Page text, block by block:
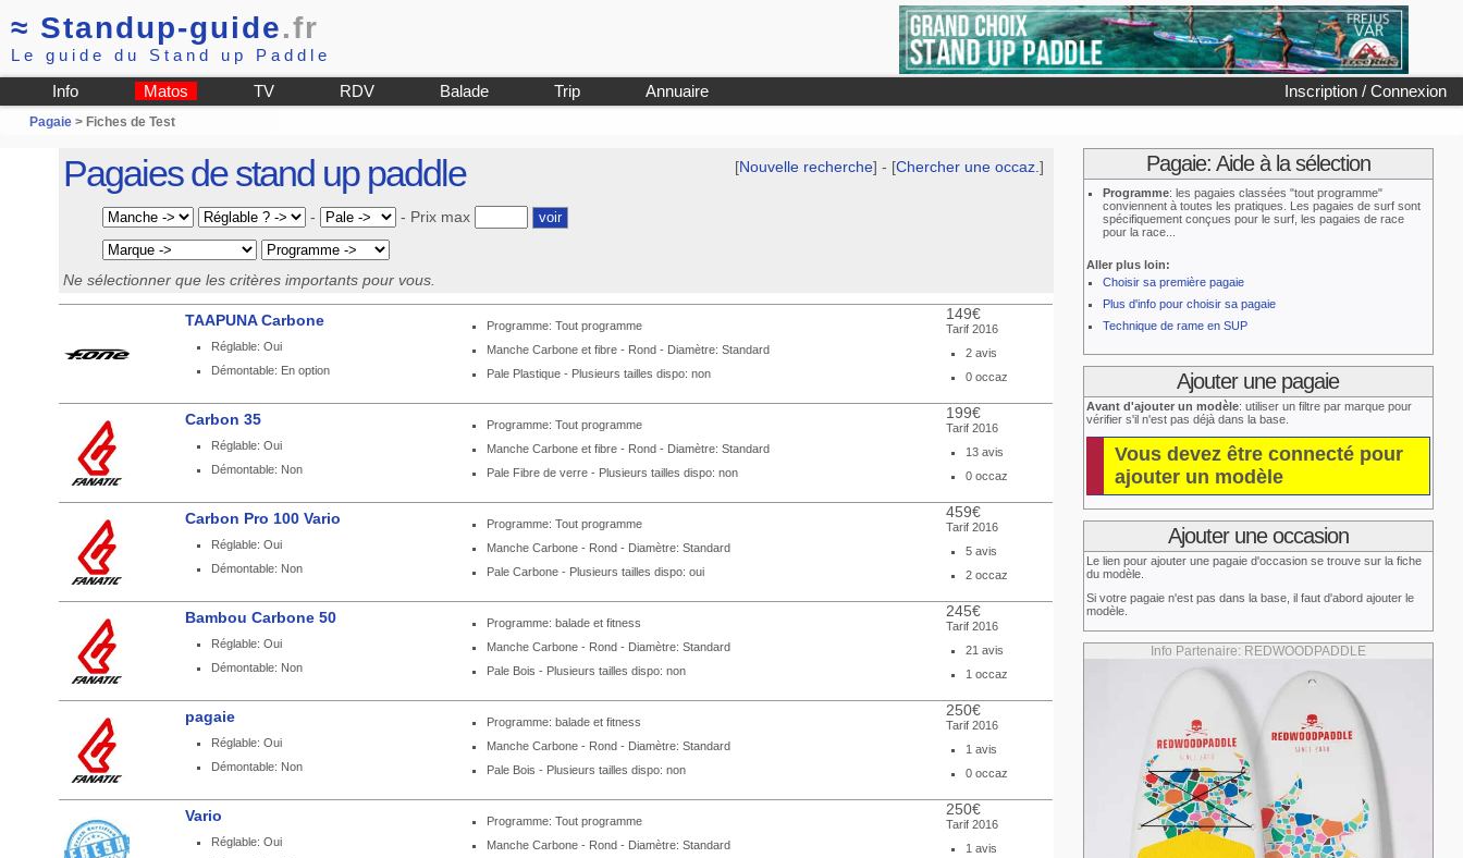
≈ Standup-guide.fr
Le guide du Stand up Paddle
Inscription / Connexion
Info Matos TV RDV Balade Trip Annuaire
Pagaie> Fiches de Test
[Nouvelle recherche] - [Chercher une occaz. ]
Pagaies de stand up paddle
- - Prix max
Ne sélectionner que les critères importants pour vous.
TAAPUNA Carbone
Réglable: Oui
Démontable: En option
Programme: Tout programme
Manche Carbone et fibre - Rond - Diamètre: Standard
Pale Plastique - Plusieurs tailles dispo: non
149€
Tarif 2016
2 avis
0 occaz
Carbon 35
Réglable: Oui
Démontable: Non
Programme: Tout programme
Manche Carbone et fibre - Rond - Diamètre: Standard
Pale Fibre de verre - Plusieurs tailles dispo: non
199€
Tarif 2016
13 avis
0 occaz
Carbon Pro 100 Vario
Réglable: Oui
Démontable: Non
Programme: Tout programme
Manche Carbone - Rond - Diamètre: Standard
Pale Carbone - Plusieurs tailles dispo: oui
459€
Tarif 2016
5 avis
2 occaz
Bambou Carbone 50
Réglable: Oui
Démontable: Non
Programme: balade et fitness
Manche Carbone - Rond - Diamètre: Standard
Pale Bois - Plusieurs tailles dispo: non
245€
Tarif 2016
21 avis
1 occaz
pagaie
Réglable: Oui
Démontable: Non
Programme: balade et fitness
Manche Carbone - Rond - Diamètre: Standard
Pale Bois - Plusieurs tailles dispo: non
250€
Tarif 2016
1 avis
0 occaz
Vario
Réglable: Oui
Programme: Tout programme
Manche Carbone - Rond - Diamètre: Standard
250€
Tarif 2016
1 avis
Pagaie: Aide à la sélection
Programme: les pagaies classées "tout programme"
conviennent à toutes les pratiques. Les pagaies de surf sont
spécifiquement conçues pour le surf, les pagaies de race
pour la race...
Aller plus loin:
Choisir sa première pagaie
Plus d'info pour choisir sa pagaie
Technique de rame en SUP
Ajouter une pagaie
Avant d'ajouter un modèle: utiliser un filtre par marque pour
vérifier s'il n'est pas déjà dans la base.
Vous devez être connecté pour
ajouter un modèle
Ajouter une occasion
Le lien pour ajouter une pagaie d'occasion se trouve sur la fiche
du modèle.
Si votre pagaie n'est pas dans la base, il faut d'abord ajouter le
modèle.
Info Partenaire: REDWOODPADDLE